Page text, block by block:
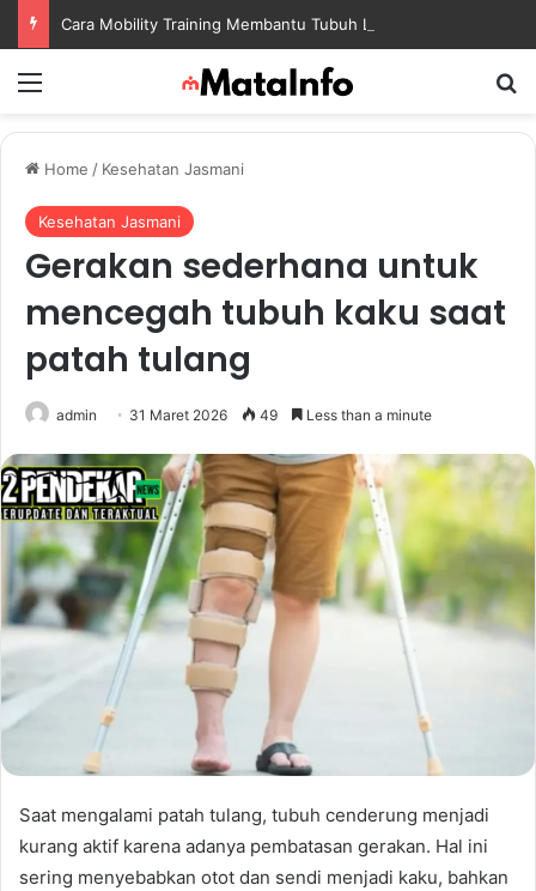
Home / Kesehatan Jasmani
Kesehatan Jasmani
Gerakan sederhana untuk
mencegah tubuh kaku saat
patah tulang
admin 31 Maret 2026 49 Less than a minute
Saat mengalami patah tulang, tubuh cenderung menjadi
kurang aktif karena adanya pembatasan gerakan. Hal ini
sering menyebabkan otot dan sendi menjadi kaku, bahkan